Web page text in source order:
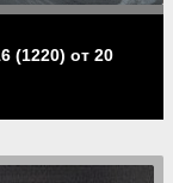
(1220) от 20